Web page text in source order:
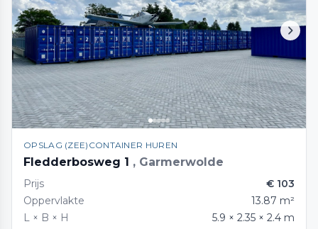
OPSLAG (ZEE)CONTAINER HUREN
Fledderbosweg 1 , Garmerwolde
Prijs
€ 103
Oppervlakte
13.87 m²
L × B × H
5.9 × 2.35 × 2.4 m